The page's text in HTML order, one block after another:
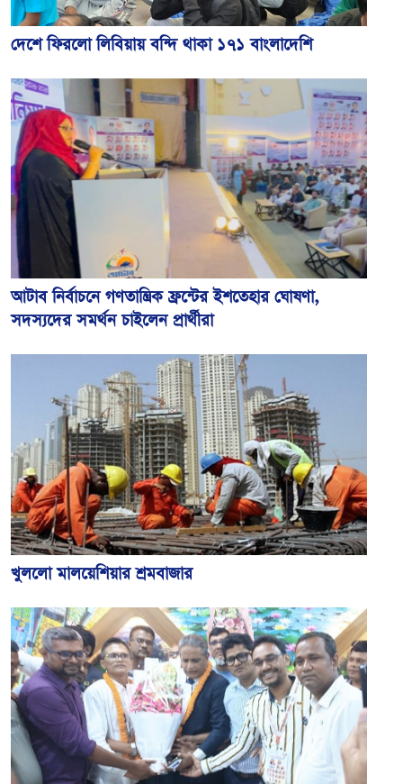
দেশে ফিরলো লিবিয়ায় বন্দি থাকা ১৭১ বাংলাদেশি
আটাব নির্বাচনে গণতান্ত্রিক ফ্রন্টের ইশতেহার ঘোষণা,
সদস্যদের সমর্থন চাইলেন প্রার্থীরা
খুললো মালয়েশিয়ার শ্রমবাজার